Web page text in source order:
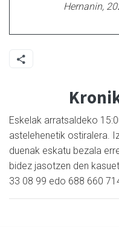
Hernanin,
Eskelak arratsaldeko
astelehenetik ostiralera.
duenak eskatu bezala
bidez jasotzen den
33 08 99 edo 688 660